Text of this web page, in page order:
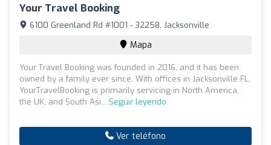
Your Travel Booking
6100 Greenland Rd #1001 - 32258, Jacksonville
Mapa
Your Travel Booking was founded in 2016, and it has been
owned by a family ever since. With offices in Jacksonville FL,
YourTravelBooking is primarily servicing in North America,
the UK, and South Asi... Seguir leyendo
Ver teléfono